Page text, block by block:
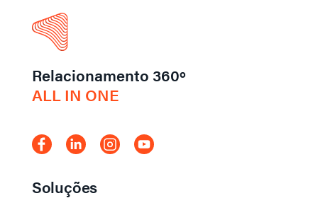
Relacionamento 360º
ALL IN ONE
Soluções